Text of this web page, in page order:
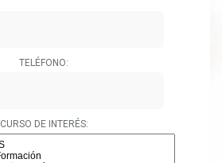
TELÉFONO:
CURSO DE INTERÉS: